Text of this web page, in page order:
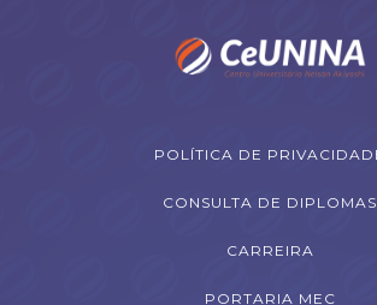
POLÍTICA DE
CONSULTA DE DIPLOMAS
CARREIRA
PORTARIA MEC